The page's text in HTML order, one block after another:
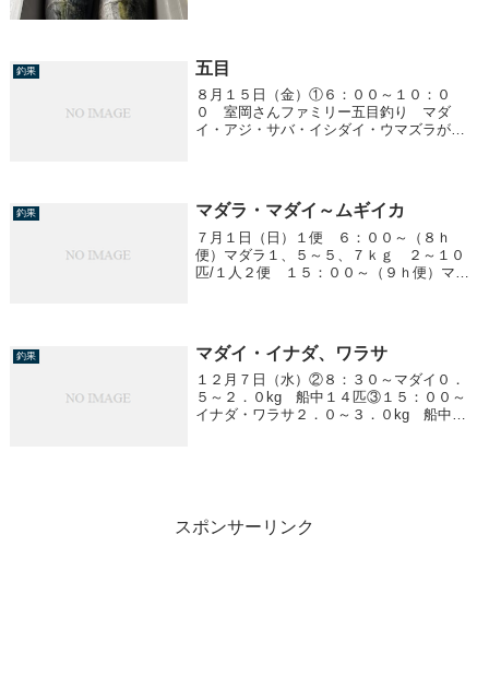
釣果 五目
８月１５日（金）①６：００～１０：０
０ 室岡さんファミリー五目釣り マダ
イ・アジ・サバ・イシダイ・ウマズラが釣
釣果 マダラ・マダイ～ムギイカ
７月１日（日）１便 ６：００～（８ｈ
便）マダラ１、５～５、７ｋｇ ２～１０
匹/１人２便 １５：００～（９ｈ便）マダ
釣果 マダイ・イナダ、ワラサ
１２月７日（水）②８：３０～マダイ０．
５～２．０kg 船中１４匹③１５：００～
イナダ・ワラサ２．０～３．０kg 船中１
スポンサーリンク